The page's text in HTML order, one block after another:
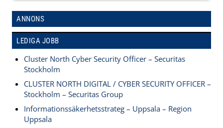
ANNONS
LEDIGA JOBB
Cluster North Cyber Security Officer – Securitas
Stockholm
CLUSTER NORTH DIGITAL / CYBER SECURITY OFFICER –
Stockholm – Securitas Group
Informationssäkerhetsstrateg – Uppsala – Region
Uppsala